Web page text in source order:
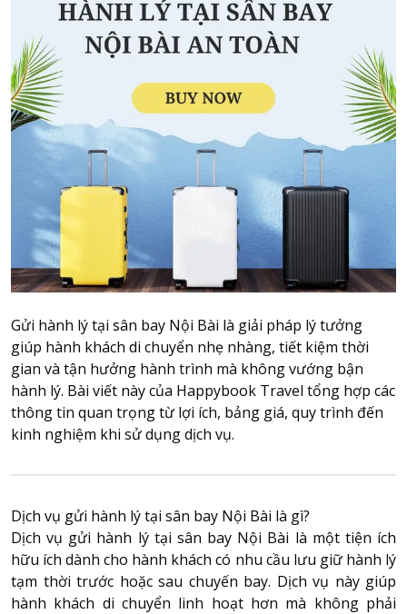
Travel SIM
Vietnam travel SIM
International travel SIM
Tours
Domestic tours
International Tours
Yacht
For you
Register as a collaborator
Payment instructions
Instructions for booking tickets
Transfer information
Terms of Use
Privacy Policy
News
Contact us
Gửi hành lý tại sân bay Nội Bài là giải pháp lý tưởng
giúp hành khách di chuyển nhẹ nhàng, tiết kiệm thời
gian và tận hưởng hành trình mà không vướng bận
hành lý. Bài viết này của Happybook Travel tổng hợp các
thông tin quan trọng từ lợi ích, bảng giá, quy trình đến
kinh nghiệm khi sử dụng dịch vụ.
Dịch vụ gửi hành lý tại sân bay Nội Bài là gì?
Dịch vụ gửi hành lý tại sân bay Nội Bài là một tiện ích
hữu ích dành cho hành khách có nhu cầu lưu giữ hành lý
tạm thời trước hoặc sau chuyến bay. Dịch vụ này giúp
hành khách di chuyển linh hoạt hơn mà không phải